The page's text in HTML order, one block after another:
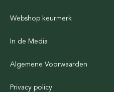
Webshop keurmerk
In de Media
Algemene Voorwaarden
Privacy policy